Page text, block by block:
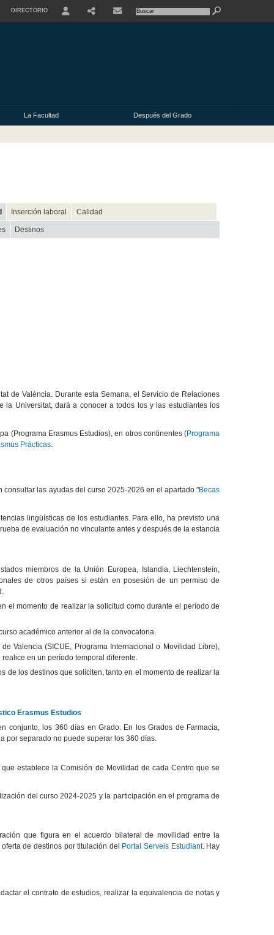
DIRECTORIO
La Facultad Después del Grado
Inserción laboral Calidad
Destinos
de València. Durante esta Semana, el Servicio de Relaciones
la Universitat, dará a conocer a todos los y las estudiantes los
(Programa Erasmus Estudios), en otros continentes (Programa
Prácticas.
las ayudas del curso 2025-2026 en el apartado "Becas
lingüísticas de los estudiantes. Para ello, ha previsto una
de evaluación no vinculante antes y después de la estancia
miembros de la Unión Europea, Islandia, Liechtenstein,
de otros países si están en posesión de un permiso de
el momento de realizar la solicitud como durante el período de
académico anterior al de la convocatoria.
Valencia (SICUE, Programa Internacional o Movilidad Libre),
en un período temporal diferente.
de los destinos que soliciten, tanto en el momento de realizar la
Erasmus Estudios
conjunto, los 360 días en Grado. En los Grados de Farmacia,
por separado no puede superar los 360 días.
establece la Comisión de Movilidad de cada Centro que se
del curso 2024-2025 y la participación en el programa de
que figura en el acuerdo bilateral de movilidad entre la
de destinos por titulación del
Portal Serveis Estudiant. Hay
el contrato de estudios, realizar la equivalencia de notas y